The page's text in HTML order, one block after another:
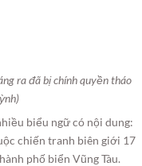
ra đã bị chính quyền tháo
biểu ngữ có nội dung:
chiến tranh biên giới 17
phố biển Vũng Tàu.